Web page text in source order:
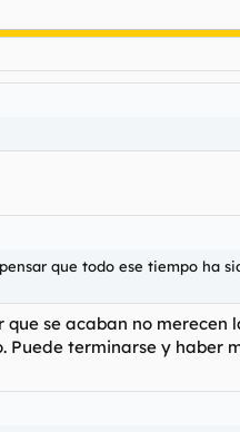
que todo ese tiempo ha
se acaban no merecen
Puede terminarse y haber